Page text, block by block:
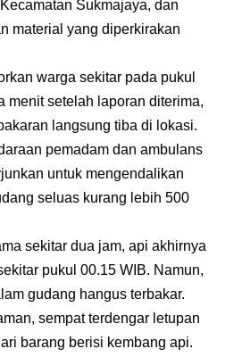
Sukmajaya, dan
material yang diperkirakan
warga sekitar pada pukul
menit setelah laporan diterima,
langsung tiba di lokasi.
pemadam dan ambulans
untuk mengendalikan
seluas kurang lebih 500
sekitar dua jam, api akhirnya
pukul 00.15 WIB. Namun,
gudang hangus terbakar.
sempat terdengar letupan
barang berisi kembang api.